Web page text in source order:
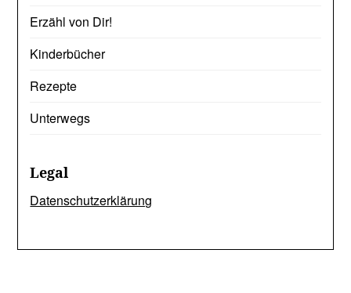
Erzähl von Dir!
Kinderbücher
Rezepte
Unterwegs
Legal
Datenschutzerklärung